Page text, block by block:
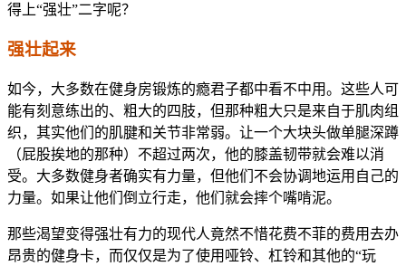
得上“强壮”二字呢？
强壮起来
如今，大多数在健身房锻炼的瘾君子都中看不中用。这些人可
能有刻意练出的、粗大的四肢，但那种粗大只是来自于肌肉组
织，其实他们的肌腱和关节非常弱。让一个大块头做单腿深蹲
（屁股挨地的那种）不超过两次，他的膝盖韧带就会难以消
受。大多数健身者确实有力量，但他们不会协调地运用自己的
力量。如果让他们倒立行走，他们就会摔个嘴啃泥。
那些渴望变得强壮有力的现代人竟然不惜花费不菲的费用去办
昂贵的健身卡，而仅仅是为了使用哑铃、杠铃和其他的“玩